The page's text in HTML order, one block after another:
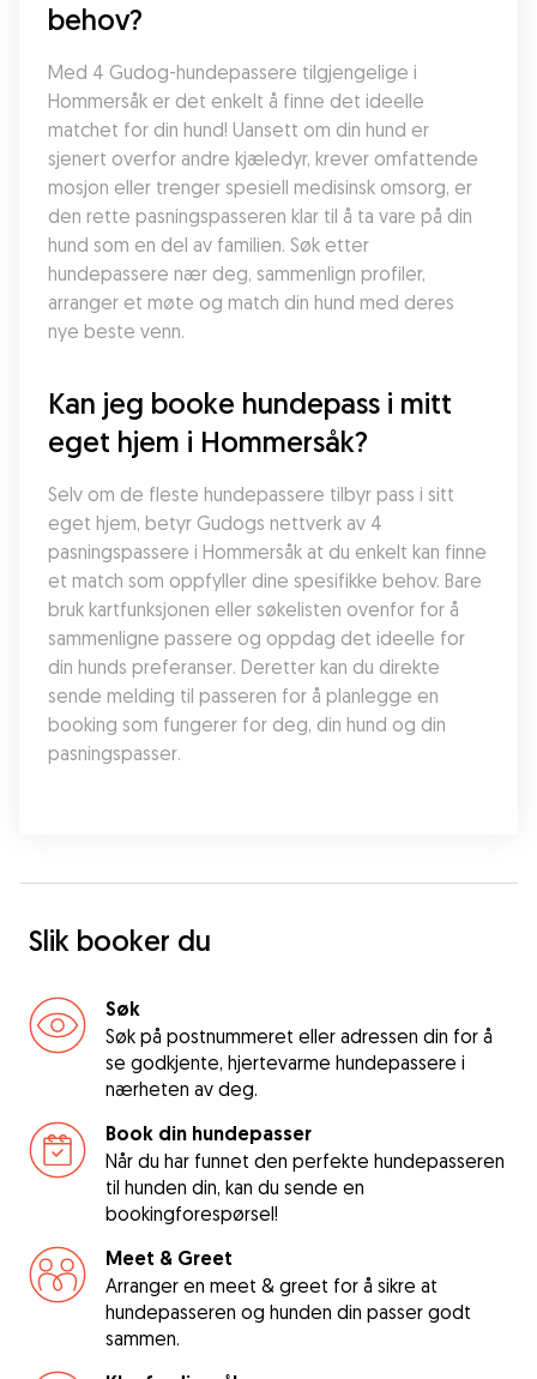
behov?
Med 4 Gudog-hundepassere tilgjengelige i
Hommersåk er det enkelt å finne det ideelle
matchet for din hund! Uansett om din hund er
sjenert overfor andre kjæledyr, krever omfattende
mosjon eller trenger spesiell medisinsk omsorg, er
den rette pasningspasseren klar til å ta vare på din
hund som en del av familien. Søk etter
hundepassere nær deg, sammenlign profiler,
arranger et møte og match din hund med deres
nye beste venn.
Kan jeg booke hundepass i mitt
eget hjem i Hommersåk?
Selv om de fleste hundepassere tilbyr pass i sitt
eget hjem, betyr Gudogs nettverk av 4
pasningspassere i Hommersåk at du enkelt kan finne
et match som oppfyller dine spesifikke behov. Bare
bruk kartfunksjonen eller søkelisten ovenfor for å
sammenligne passere og oppdag det ideelle for
din hunds preferanser. Deretter kan du direkte
sende melding til passeren for å planlegge en
booking som fungerer for deg, din hund og din
pasningspasser.
Slik booker du
Søk
Søk på postnummeret eller adressen din for å
se godkjente, hjertevarme hundepassere i
nærheten av deg.
Book din hundepasser
Når du har funnet den perfekte hundepasseren
til hunden din, kan du sende en
bookingforespørsel!
Meet & Greet
Arranger en meet & greet for å sikre at
hundepasseren og hunden din passer godt
sammen.